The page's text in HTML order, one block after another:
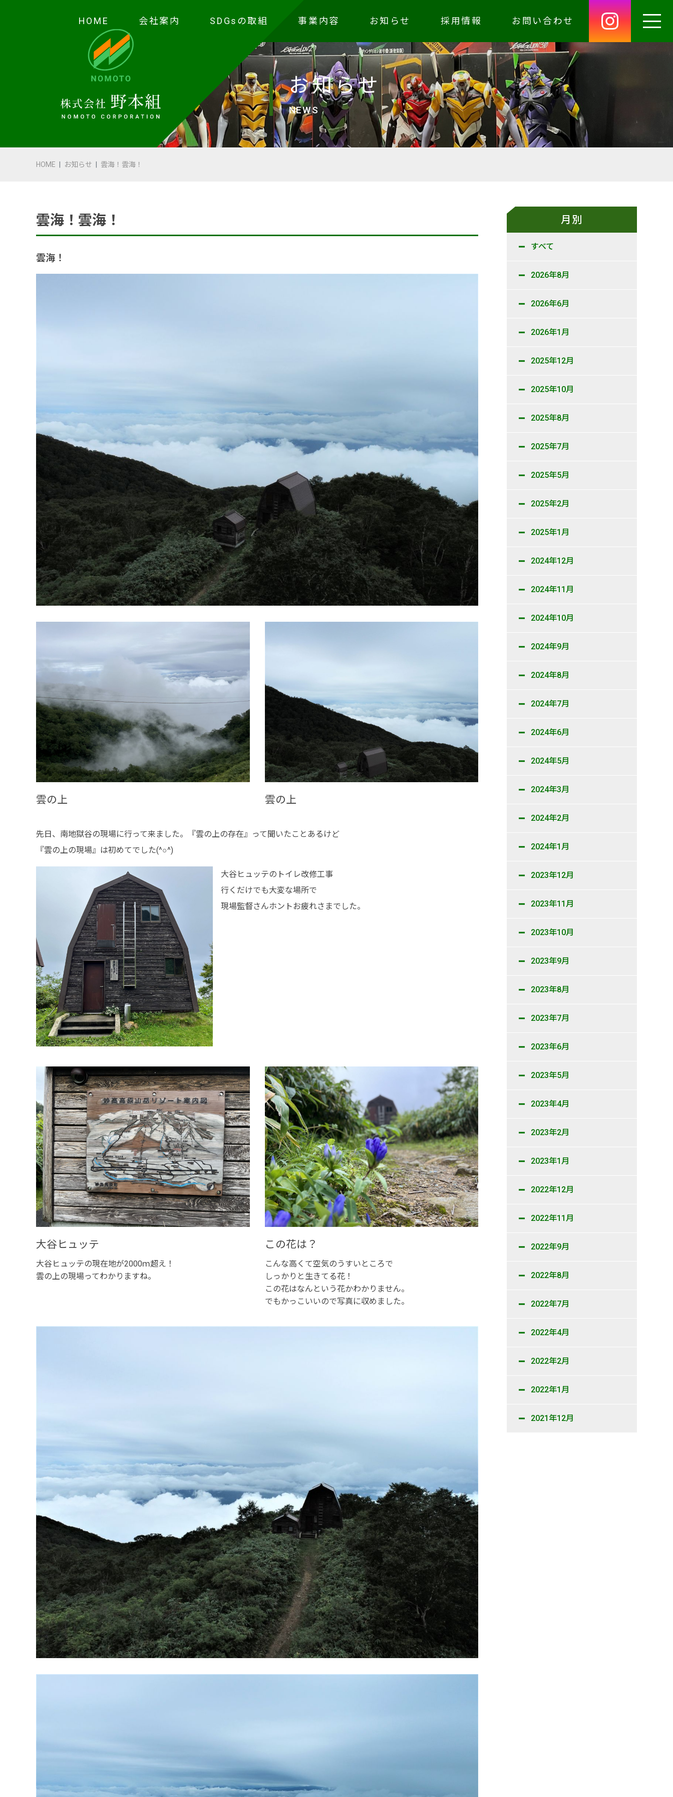
HOME 会社案内 SDGsの取組 事業内容 お知らせ 採用情報 お問い合わせ
お知らせ
NEWS
HOME お知らせ 雲海！雲海！
雲海！雲海！
雲海！
雲の上 雲の上
先日、南地獄谷の現場に行って来ました。『雲の上の存在』って聞いたことあるけど
『雲の上の現場』は初めてでした(^○^)
大谷ヒュッテのトイレ改修工事
行くだけでも大変な場所で
現場監督さんホントお疲れさまでした。
大谷ヒュッテ
大谷ヒュッテの現在地が2000ｍ超え！
雲の上の現場ってわかりますね。
この花は？
こんな高くて空気のうすいところで
しっかりと生きてる花！
この花はなんという花かわかりません。
でもかっこいいので写真に収めました。
月別
すべて
2026年8月
2026年6月
2026年1月
2025年12月
2025年10月
2025年8月
2025年7月
2025年5月
2025年2月
2025年1月
2024年12月
2024年11月
2024年10月
2024年9月
2024年8月
2024年7月
2024年6月
2024年5月
2024年3月
2024年2月
2024年1月
2023年12月
2023年11月
2023年10月
2023年9月
2023年8月
2023年7月
2023年6月
2023年5月
2023年4月
2023年2月
2023年1月
2022年12月
2022年11月
2022年9月
2022年8月
2022年7月
2022年4月
2022年2月
2022年1月
2021年12月
会社案内
代表あいさつ
会社概要・沿革
お知らせ
採用情報
採用メッセージ
野本組紹介MOVIE
社員紹介・インタビュー
新卒採用情報
一般採用 野本組
一般採用 アグリ事業部
お問い合わせ